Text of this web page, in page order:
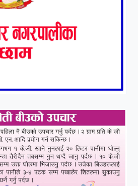
बर्ष २०७८÷२०७९ मा
बुद्धि दर ६.५ हुन सक्दैन ।